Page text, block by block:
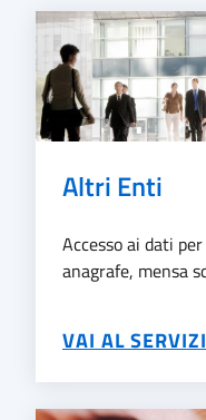
Altri Enti
Accesso ai dati
anagrafe, mensa
VAI AL